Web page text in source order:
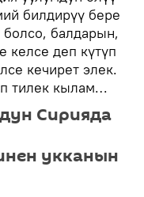
билдирүү бере
балдарын,
келсе деп күтүп
кечирет элек.
тилек кылам…
Сирияда
укканын